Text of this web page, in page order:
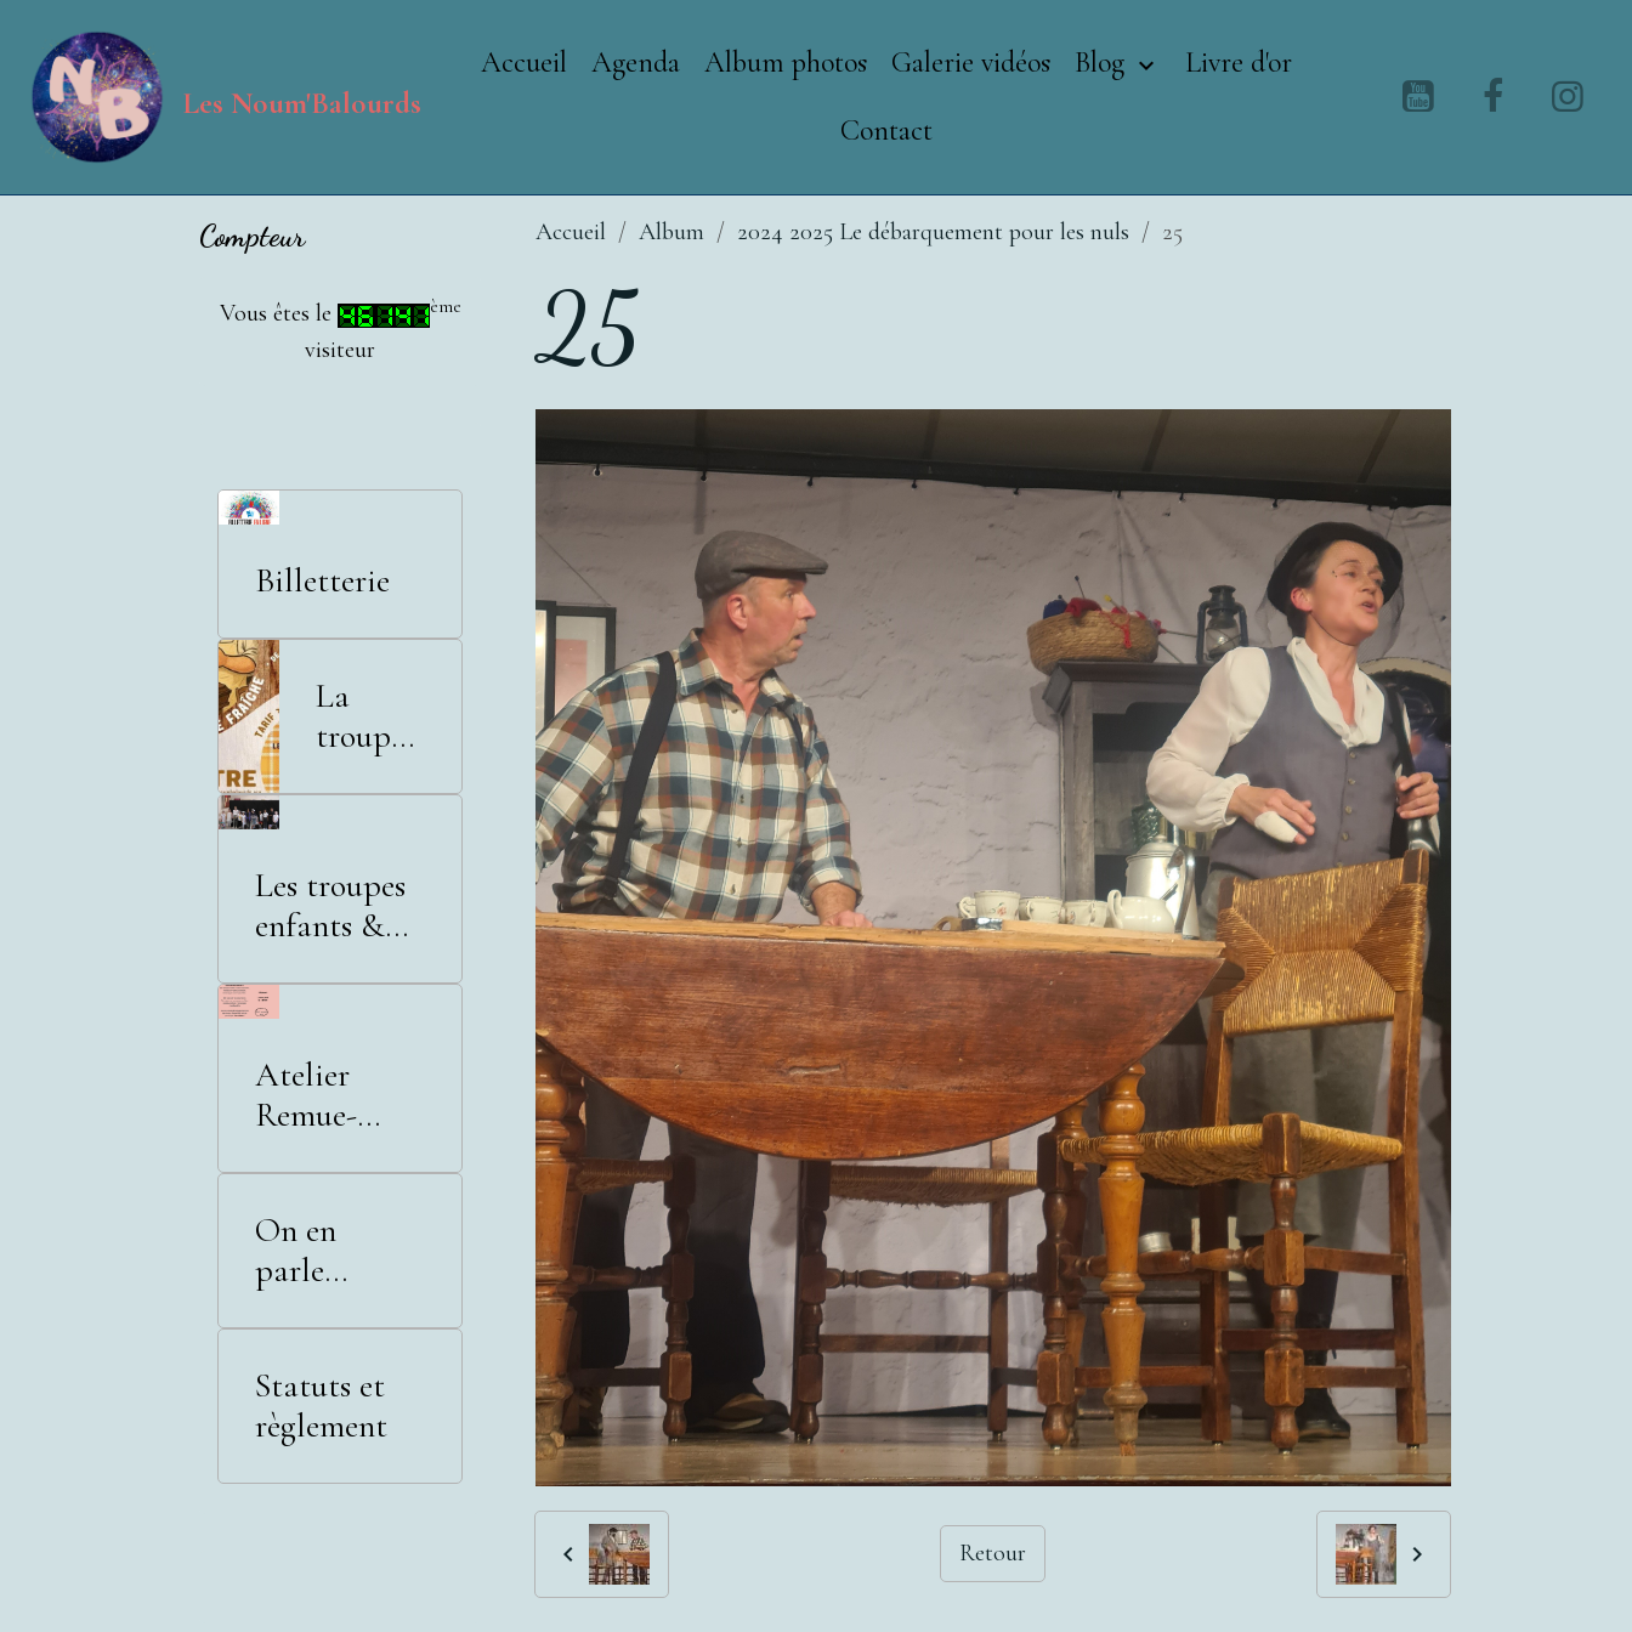
Les Noum'Balourds
Accueil Agenda Album photos Galerie vidéos Blog
Livre d'or
Contact
Accueil Album 2024 2025 Le débarquement pour les nuls 25
25
Retour
Compteur
Vous êtes le ème
visiteur
Billetterie
La
troupe
Les troupes
enfants &
Atelier
Remue-
On en
parle...
Statuts et
règlement